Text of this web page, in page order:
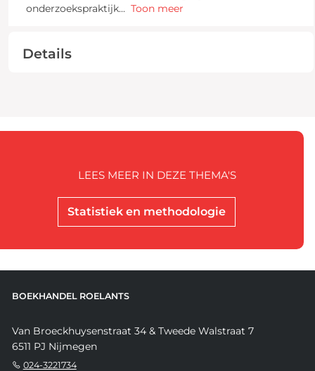
onderzoekspraktijk... Toon meer
Details
Statistiek en methodologie
LEES MEER IN DEZE THEMA'S
BOEKHANDEL ROELANTS
Van Broeckhuysenstraat 34 & Tweede Walstraat 7
6511 PJ Nijmegen
024-3221734